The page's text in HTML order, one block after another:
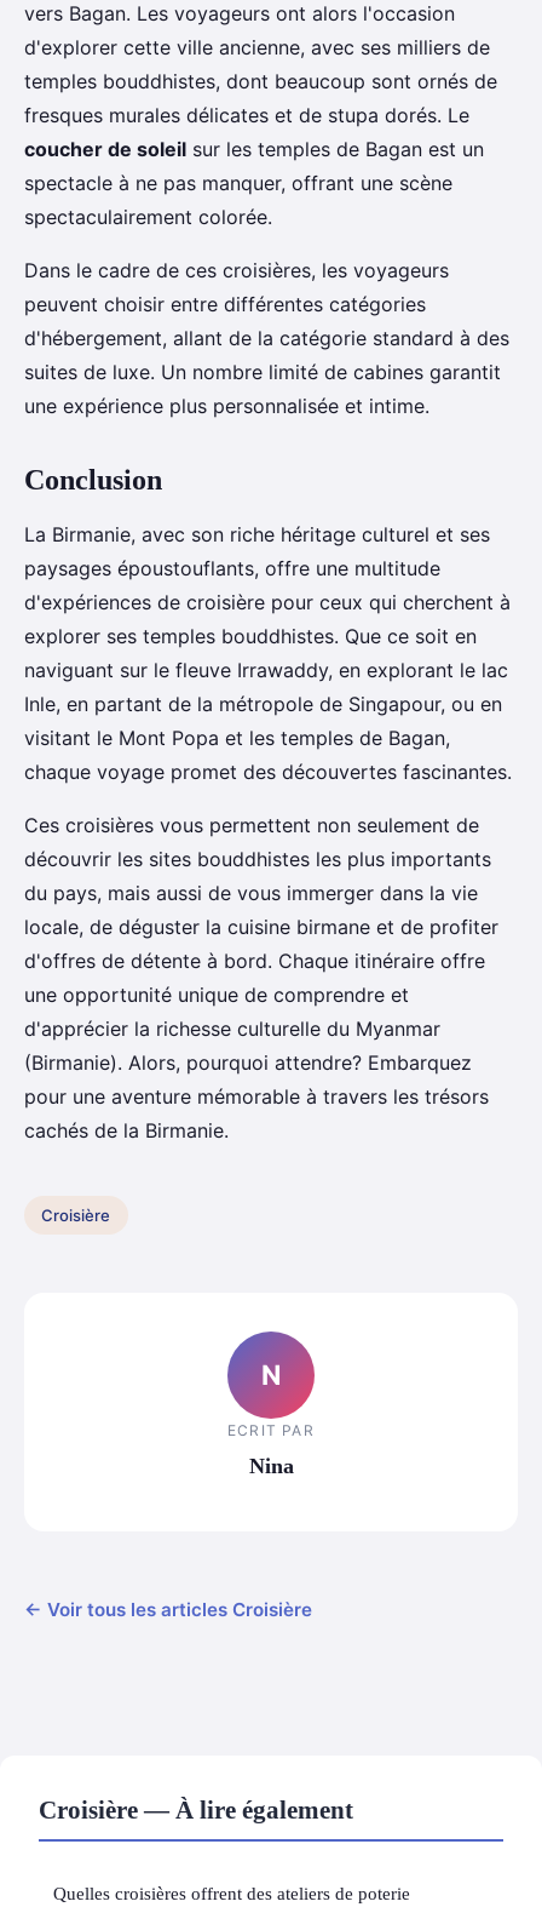
vers Bagan. Les voyageurs ont alors l'occasion
d'explorer cette ville ancienne, avec ses milliers de
temples bouddhistes, dont beaucoup sont ornés de
fresques murales délicates et de stupa dorés. Le
coucher de soleil sur les temples de Bagan est un
spectacle à ne pas manquer, offrant une scène
spectaculairement colorée.
Dans le cadre de ces croisières, les voyageurs
peuvent choisir entre différentes catégories
d'hébergement, allant de la catégorie standard à des
suites de luxe. Un nombre limité de cabines garantit
une expérience plus personnalisée et intime.
Conclusion
La Birmanie, avec son riche héritage culturel et ses
paysages époustouflants, offre une multitude
d'expériences de croisière pour ceux qui cherchent à
explorer ses temples bouddhistes. Que ce soit en
naviguant sur le fleuve Irrawaddy, en explorant le lac
Inle, en partant de la métropole de Singapour, ou en
visitant le Mont Popa et les temples de Bagan,
chaque voyage promet des découvertes fascinantes.
Ces croisières vous permettent non seulement de
découvrir les sites bouddhistes les plus importants
du pays, mais aussi de vous immerger dans la vie
locale, de déguster la cuisine birmane et de profiter
d'offres de détente à bord. Chaque itinéraire offre
une opportunité unique de comprendre et
d'apprécier la richesse culturelle du Myanmar
(Birmanie). Alors, pourquoi attendre? Embarquez
pour une aventure mémorable à travers les trésors
cachés de la Birmanie.
Croisière
N
ECRIT PAR
Nina
← Voir tous les articles Croisière
Croisière — À lire également
Quelles croisières offrent des ateliers de poterie